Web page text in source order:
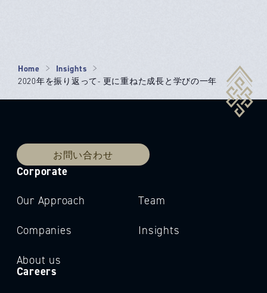
Home Insights
2020年を振り返って- 更に重ねた成長と学びの一年
お問い合わせ
Corporate
Our Approach
Companies
About us
Team
Insights
Careers